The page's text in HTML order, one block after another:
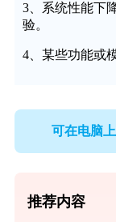
3、系统性能下
验。
4、某些功能或
可在电脑
推荐内容